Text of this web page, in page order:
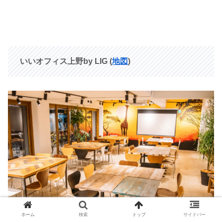
いいオフィス上野by LIG (地図)
ホーム 検索 トップ サイドバー